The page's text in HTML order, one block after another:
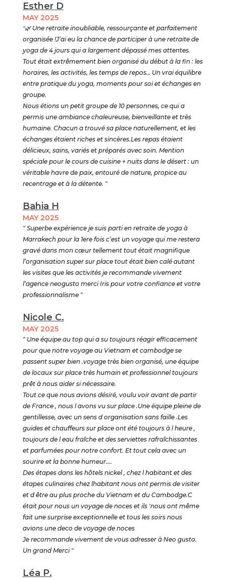
Esther D
MAY 2025
"🌿Une retraite inoubliable, ressourçante et parfaitement
organisée !J’ai eu la chance de participer à une retraite de
yoga de 4 jours qui a largement dépassé mes attentes.
Tout était extrêmement bien organisé du début à la fin : les
horaires, les activités, les temps de repos… Un vrai équilibre
entre pratique du yoga, moments pour soi et échanges en
groupe.
Nous étions un petit groupe de 10 personnes, ce qui a
permis une ambiance chaleureuse, bienveillante et très
humaine. Chacun a trouvé sa place naturellement, et les
échanges étaient riches et sincères.Les repas étaient
délicieux, sains, variés et préparés avec soin. Mention
spéciale pour le cours de cuisine + nuits dans le désert : un
véritable havre de paix, entouré de nature, propice au
recentrage et à la détente. "
Bahia H
MAY 2025
" Superbe expérience je suis parti en retraite de yoga à
Marrakech pour la 1ere fois c’est un voyage qui me restera
gravé dans mon cœur tellement tout était magnifique
l’organisation super sur place tout était bien calé autant
les visites que les activités je recommande vivement
l’agence neogusto merci Iris pour votre confiance et votre
professionnalisme "
Nicole C.
MAY 2025
" Une équipe au top qui a su toujours réagir efficacement
pour que notre voyage au Vietnam et cambodge se
passent super bien .voyage très bien organisé, une équipe
de locaux sur place très humain et professionnel toujours
prêt à nous aider si nécessaire.
Tout ce que nous avions désiré, voulu voir avant de partir
de France , nous l avons vu sur place .Une équipe pleine de
gentillesse, avec un sens d organisation sans faille .Les
guides et chauffeurs sur place ont été toujours à l heure ,
toujours de l eau fraîche et des serviettes rafraîchissantes
et parfumées pour notre confort. Et tout cela avec un
sourire et la bonne humeur....
Des étapes dans les hôtels nickel , chez l habitant et des
étapes culinaires chez lhabitant nous ont permis de visiter
et d être au plus proche du Vietnam et du Cambodge.C
était pour nous un voyage de noces et ils 'nous ont même
fait une surprise exceptionnelle et tous les soirs nous
avions une deco de voyage de noces
Je recommande vivement de vous adresser à Neo gusto.
Un grand Merci "
Léa P.